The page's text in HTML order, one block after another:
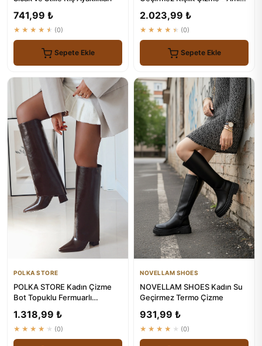
741,99 ₺
★★★★★ (0)
Sepete Ekle
2.023,99 ₺
★★★★★ (0)
Sepete Ekle
POLKA STORE
POLKA STORE Kadın Çizme
Bot Topuklu Fermuarlı
1.318,99 ₺
★★★★★ (0)
NOVELLAM SHOES
NOVELLAM SHOES Kadın Su
Geçirmez Termo Çizme
931,99 ₺
★★★★★ (0)